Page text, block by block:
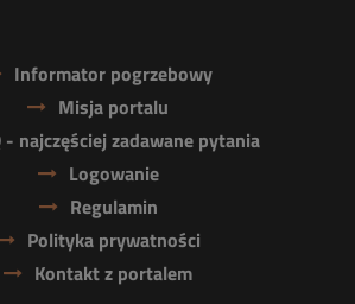
Informator pogrzebowy
Misja portalu
- najczęściej zadawane pytania
Logowanie
Regulamin
Polityka prywatności
Kontakt z portalem